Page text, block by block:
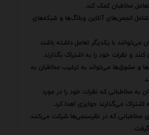
مخاطبان کمک کند.
انجمن‌های آنلاین وبلاگ‌ها و شبکه‌های
می‌توانند با یکدیگر تعامل داشته باشند
و نظرات خود را به اشتراک بگذارند.
و مشوق‌ها می‌تواند به ترغیب مخاطبان به
به مخاطبانی که نظرات خود را در مورد
می‌گذارند جوایزی اهدا کرد.
مخاطبانی که در نظرسنجی‌ها شرکت می‌کنند